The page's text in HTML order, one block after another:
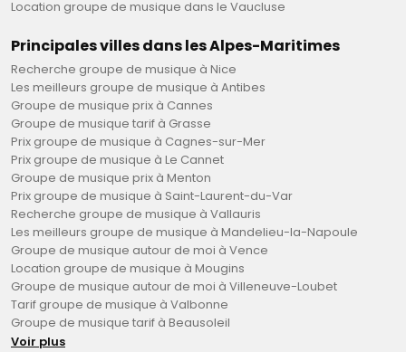
Location groupe de musique dans le Vaucluse
Principales villes dans les Alpes-Maritimes
Recherche groupe de musique à Nice
Les meilleurs groupe de musique à Antibes
Groupe de musique prix à Cannes
Groupe de musique tarif à Grasse
Prix groupe de musique à Cagnes-sur-Mer
Prix groupe de musique à Le Cannet
Groupe de musique prix à Menton
Prix groupe de musique à Saint-Laurent-du-Var
Recherche groupe de musique à Vallauris
Les meilleurs groupe de musique à Mandelieu-la-Napoule
Groupe de musique autour de moi à Vence
Location groupe de musique à Mougins
Groupe de musique autour de moi à Villeneuve-Loubet
Tarif groupe de musique à Valbonne
Groupe de musique tarif à Beausoleil
Voir plus